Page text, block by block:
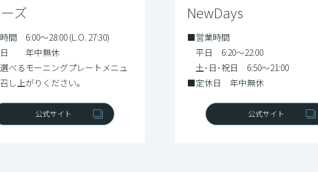
ズ
間 6:00～28:00 (L.O. 27:30)
日 年中無休
べるモーニングプレートメニュ
し上がりください。
公式サイト
NewDays
■営業時間
平日 6:20～22:00
土･日･祝日 6:50～21:00
■定休日 年中無休
公式サイト